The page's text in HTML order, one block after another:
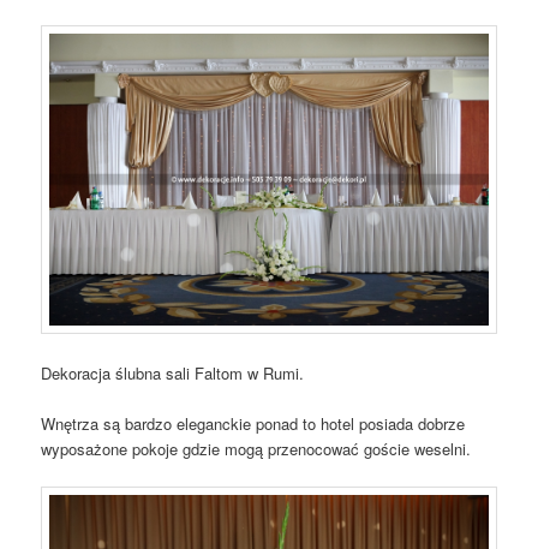
Dekoracja ślubna sali Faltom w Rumi.
Wnętrza są bardzo eleganckie ponad to hotel posiada dobrze
wyposażone pokoje gdzie mogą przenocować goście weselni.